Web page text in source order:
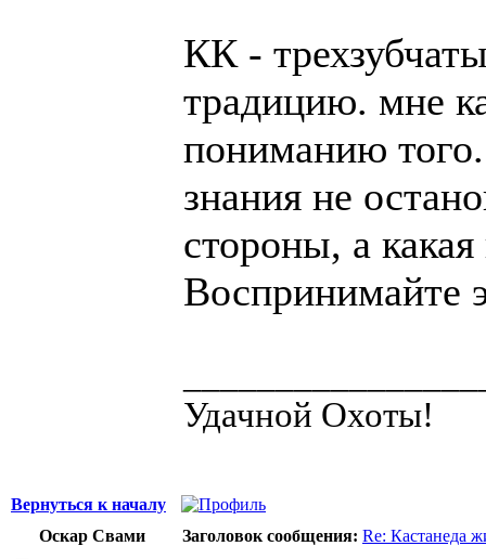
КК -
традицию. мне
пониманию
знания не
стороны, а
Воспринимайте
Удачной Охоты!
Вернуться к началу
Оскар Свами
Заголовок сообщения: Re: Кастанеда